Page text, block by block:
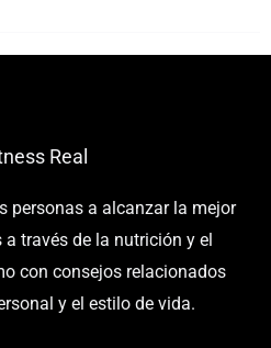
personas a alcanzar la mejor
través de la nutrición y el
con consejos relacionados
y el estilo de vida.